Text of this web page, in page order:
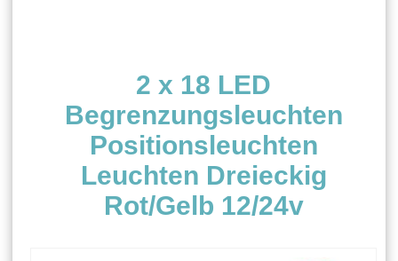
2 x 18 LED
Begrenzungsleuchten
Positionsleuchten
Leuchten Dreieckig
Rot/Gelb 12/24v